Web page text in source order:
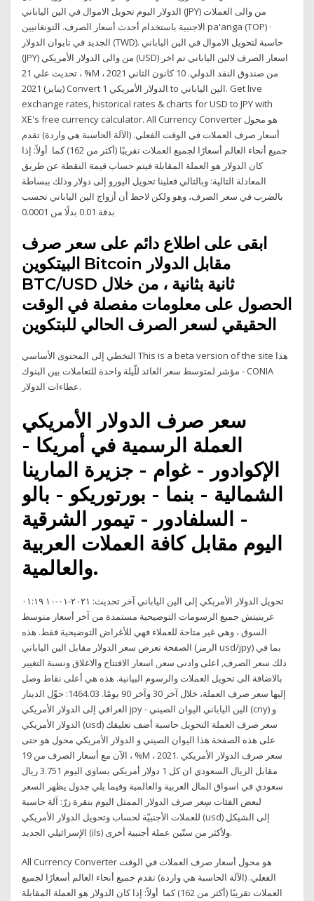
الدولار اليوم تحويل الاموال في الين الياباني (JPY) من والى العملات
الاجنبية باستخدام أحدث أسعار الصرف. التونغانيين pa'anga (TOP) ·
الجديد في تايوان الدولار (TWD). حاسبة لتحويل الاموال في الين الياباني
(JPY) من والى الدولار الأمريكي (USD) اسعار الصرف لالين الياباني تم اخر
تحديث علي 21 ، %M ، 2021 من صندوق النقد الدولي. 10 كانون الثاني
(يناير) 2021 Convert 1 الدولار الأمريكي to الين الياباني. Get live
exchange rates, historical rates & charts for USD to JPY with
XE's free currency calculator. All Currency Converter هو محول
أسعار صرف العملات في الوقت الفعلي. (الآلة الحاسبة هي واردة) تقدم
جميع أنحاء العالم أسعارًا لجميع العملات تقريبًا (أكثر من 162) كما أولاً: إذا
كان الدولار هو العملة المقابلة فيتم حساب قيمة النقطة عن طريق
المعادلة التالية: وبالتالي فعلينا تحويل اليورو إلى دولار وذلك ببساطة
بالضرب في سعر الصرف، وهو ولكن لاحظ أن أزواج الين الياباني تحسب
بدقة 0.01 بدلًا من 0.0001
ابقى على اطلاع دائم على سعر صرف
البيتكوين Bitcoin مقابل الدولار
BTC/USD ثانية بثانية ، من خلال
الحصول على معلومات مفصلة في الوقت
الحقيقي لسعر الصرف الحالي للبتكوين
التخطي إلى المحتوى الأساسي This is a beta version of the site هذا
مؤشر لمتوسط سعر العائد للّيلة واحدة للتعاملات بين البنوك - CONIA
عطاءات الدولار.
سعر صرف الدولار الأمريكي
العملة الرسمية في أمريكا -
الإكوادور - غوام - جزيرة المارينا
الشمالية - بنما - بورتوريكو - بالو
- السلفادور - تيمور الشرقية
اليوم مقابل كافة العملات العربية
والعالمية.
تحويل الدولار الأمريكي إلى الين الياباني آخر تحديث: ٢٠٢١-٠١-١٠ ٠١:١٩
غرينيتش جميع الرسومات التوضيحية مستمدة من آخر أسعار متوسط
السوق ، وهي غير متاحة للعملاء فهي للأغراض التوضيحية فقط. هذه
الصفحة تعرض سعر الدولار مقابل الين الياباني (الرمز usd/jpy) بما في
ذلك سعر الصرف, اعلى وادنى سعر, اسعار الافتتاح والاغلاق ونسبة التغيير
بالاضافة الى تحويل العملات والرسوم البيانية. هذه هي أعلى نقاط وصل
إليها سعر صرف العملة، خلال آخر 30 وآخر 90 يومًا. 1464.03: حوِّل الدينار
العراقي إلى الدولار الأمريكي jpy - الين الياباني اليوان الصيني (cny) و
الدولار الأمريكي (usd) سعر صرف العملة التحويل حاسبة أضف تعليقك
على هذه الصفحة هذا اليوان الصيني و الدولار الأمريكي محول هو حتى
الآن مع أسعار الصرف من 19 ، %M ، 2021. سعر صرف الدولار الأمريكي
مقابل الريال السعودي ان كل 1 دولار أمريكي يساوي اليوم 3.751 ريال
سعودي في اسواق المال العربية والعالمية وفيما يلي جدول يظهر السعر
لبعض الفئات سِعر صرف الدولار الممثل اليوم بنقرة زرّ: آلة حاسبة
للعملات الأجنبيّة لحساب وتحويل الدولار الأمريكي (usd) إلى الشيكل
الإسرائيلي الجديد (ils) ولأكثر من ستّين عملة أجنبية أخرى.
All Currency Converter هو محول أسعار صرف العملات في الوقت
الفعلي. (الآلة الحاسبة هي واردة) تقدم جميع أنحاء العالم أسعارًا لجميع
العملات تقريبًا (أكثر من 162) كما أولاً: إذا كان الدولار هو العملة المقابلة